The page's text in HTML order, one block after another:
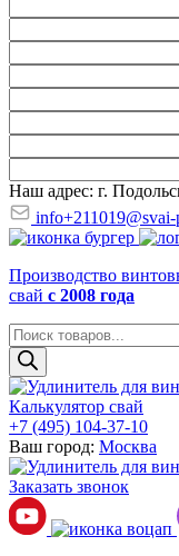
Наш адрес: г.
info+211019@svai-
Производство
свай с 2008 года
Поиск
товаров
Калькулятор свай
+7 (495) 104-37-10
Ваш город: Москва
Заказать звонок